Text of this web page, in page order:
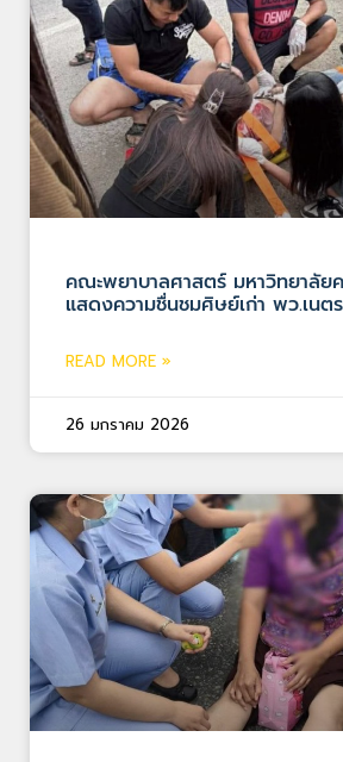
คณะพยาบาลศาสตร์ มหาวิทยาลัย
แสดงความชื่นชมศิษย์เก่า พว.เนต
READ MORE »
26 มกราคม 2026